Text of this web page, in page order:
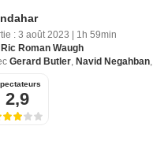
: 3 août 2023
1h 59min
Ric Roman Waugh
Gerard Butler, Navid Negahban,
2,9